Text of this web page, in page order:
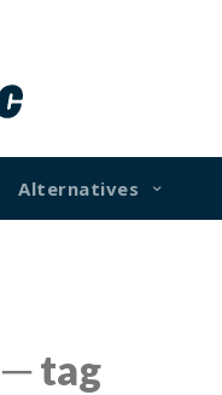
Alternatives
─ tag